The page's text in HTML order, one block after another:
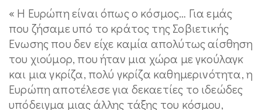
« Η Ευρώπη είναι όπως ο κόσμος… Για εμάς
που ζήσαμε υπό το κράτος της Σοβιετικής
Ενωσης που δεν είχε καμία απολύτως αίσθηση
του χιούμορ, που ήταν μια χώρα με γκούλαγκ
και μια γκρίζα, πολύ γκρίζα καθημερινότητα, η
Ευρώπη αποτέλεσε για δεκαετίες το ιδεώδες
υπόδειγμα μιας άλλης τάξης του κόσμου,